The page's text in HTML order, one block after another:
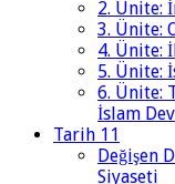
2. Ünite:
3. Ünite:
4. Ünite:
5. Ünite:
6. Ünite:
İslam
Tarih 11
Değişen
Siyaseti